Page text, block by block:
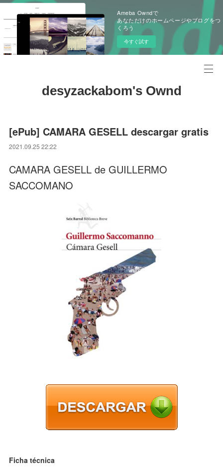
Ameba Owndで
あなただけのホームページやブログをつ
くろう
今すぐ試す
desyzackabom's Ownd
[ePub] CAMARA GESELL descargar gratis
2021.09.25 22:22
CAMARA GESELL de GUILLERMO
SACCOMANO
Ficha técnica